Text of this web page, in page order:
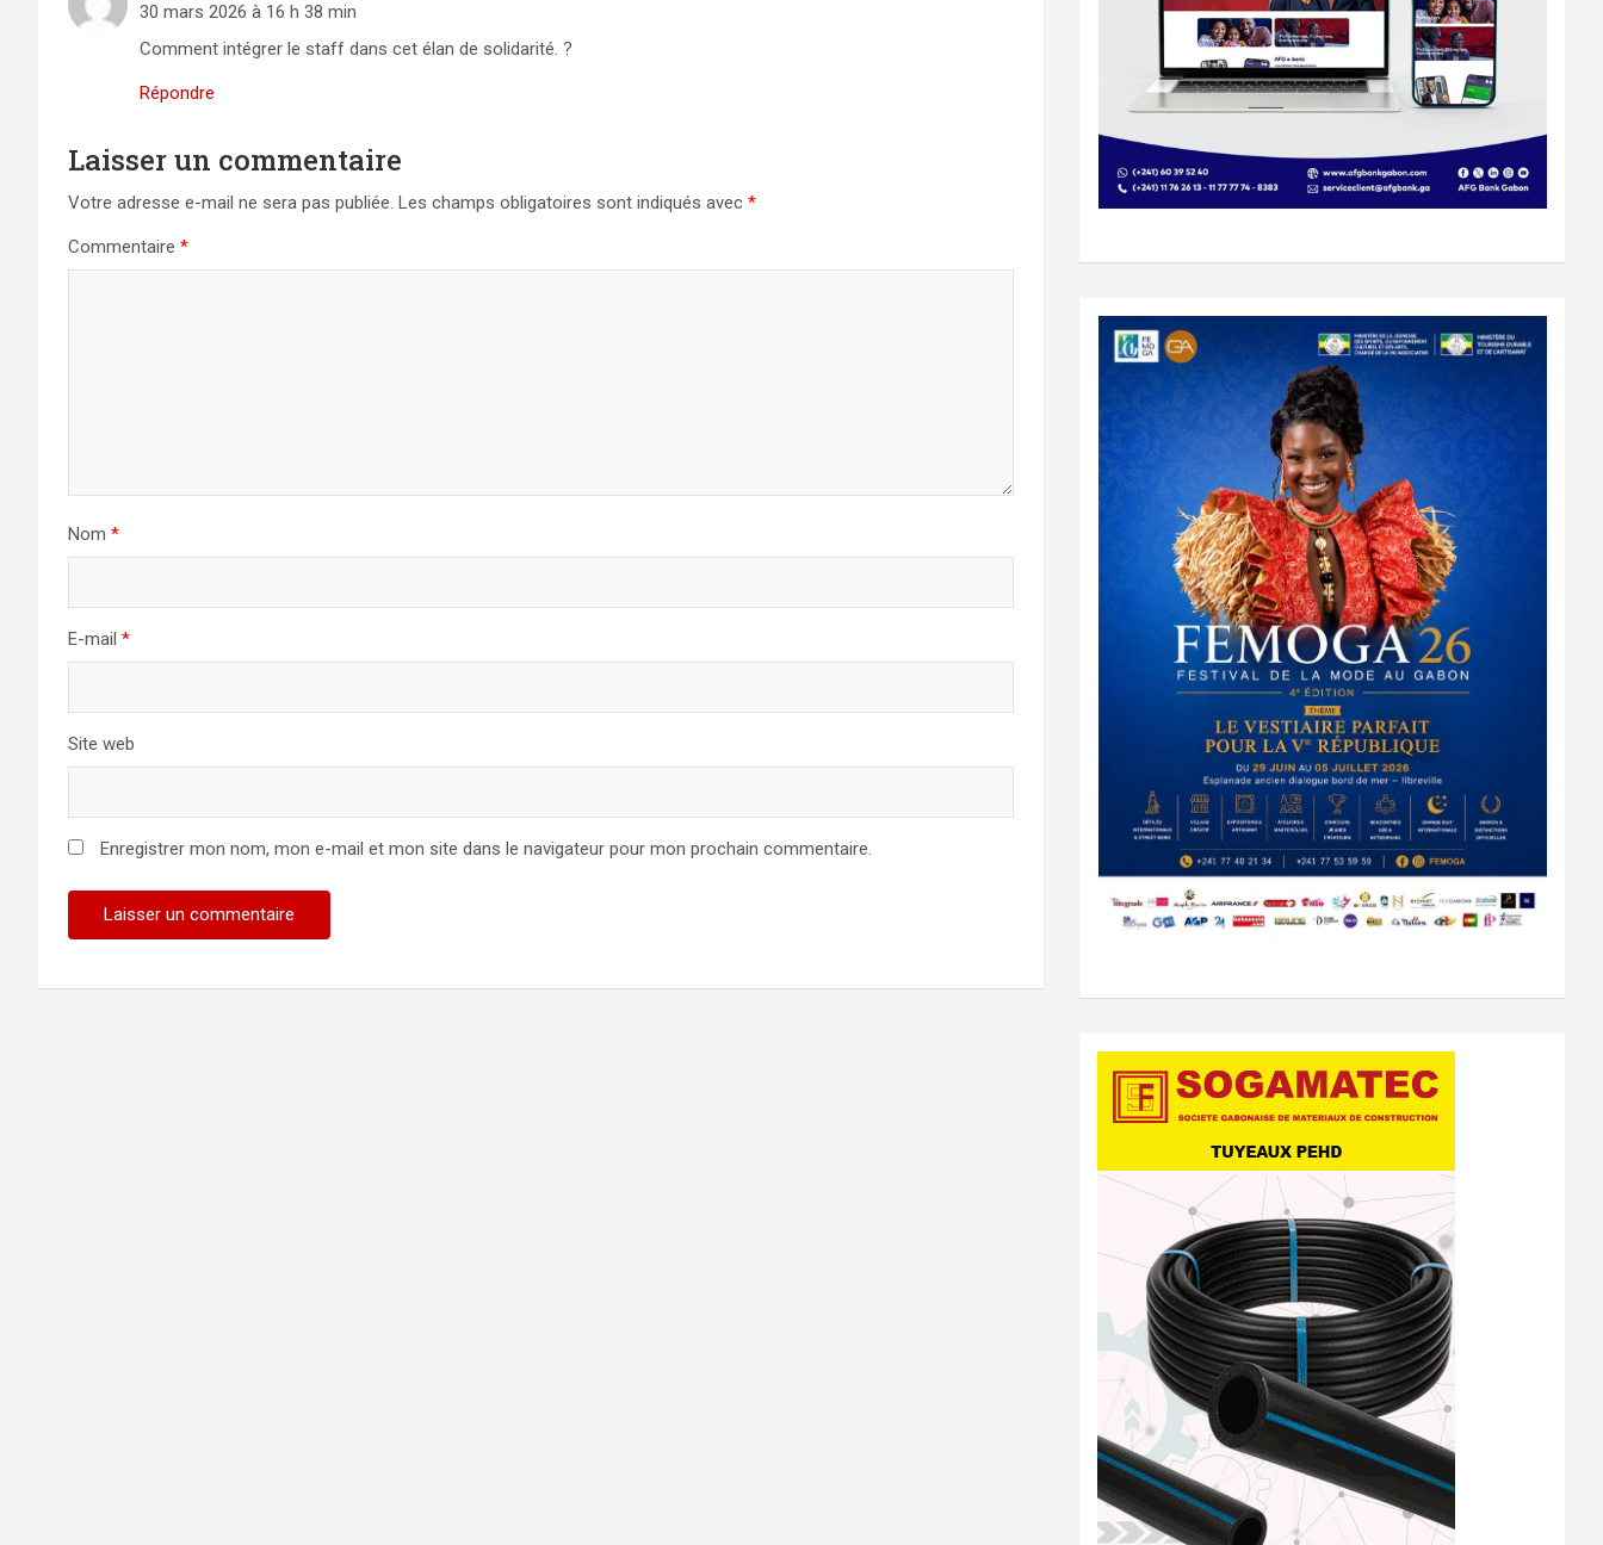
30 mars 2026 à 16 h 38 min
Comment intégrer le staff dans cet élan de solidarité. ?
Répondre
Laisser un commentaire
Votre adresse e-mail ne sera pas publiée. Les champs obligatoires sont indiqués avec *
Commentaire *
Nom *
E-mail *
Site web
Enregistrer mon nom, mon e-mail et mon site dans le navigateur pour mon prochain commentaire.